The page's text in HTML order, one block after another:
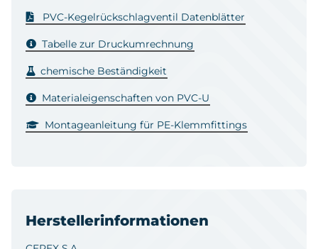
PVC-Kegelrückschlagventil Datenblätter
Tabelle zur Druckumrechnung
chemische Beständigkeit
Materialeigenschaften von PVC-U
Montageanleitung für PE-Klemmfittings
Herstellerinformationen